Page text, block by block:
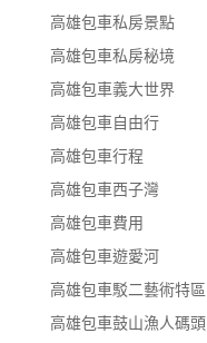
高雄包車私房景點
高雄包車私房秘境
高雄包車義大世界
高雄包車自由行
高雄包車行程
高雄包車西子灣
高雄包車費用
高雄包車遊愛河
高雄包車駁二藝術特區
高雄包車鼓山漁人碼頭